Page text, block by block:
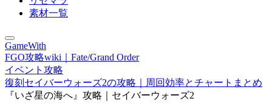
素材一覧
GameWith
FGO攻略wiki｜Fate/Grand Order
イベント攻略
復刻セイバーウォーズ2の攻略｜周回効率とチャートまとめ
『いざ星の海へ』攻略｜セイバーウォーズ2